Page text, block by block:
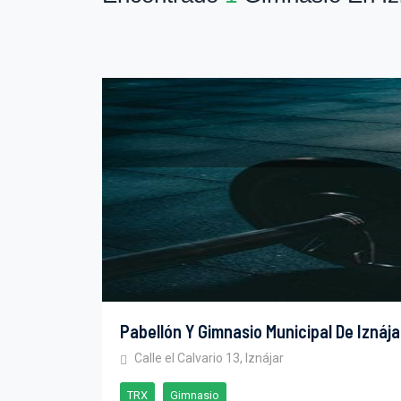
Pabellón Y Gimnasio Municipal De
Calle el Calvario 13, Iznájar
TRX Gimnasio